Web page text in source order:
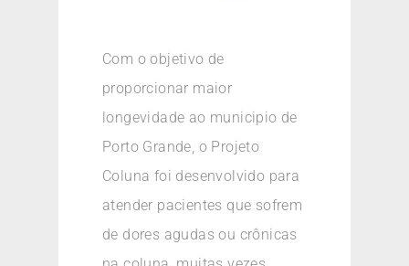
Com o objetivo de
proporcionar maior
longevidade ao municipio de
Porto Grande, o Projeto
Coluna foi desenvolvido para
atender pacientes que sofrem
de dores agudas ou crônicas